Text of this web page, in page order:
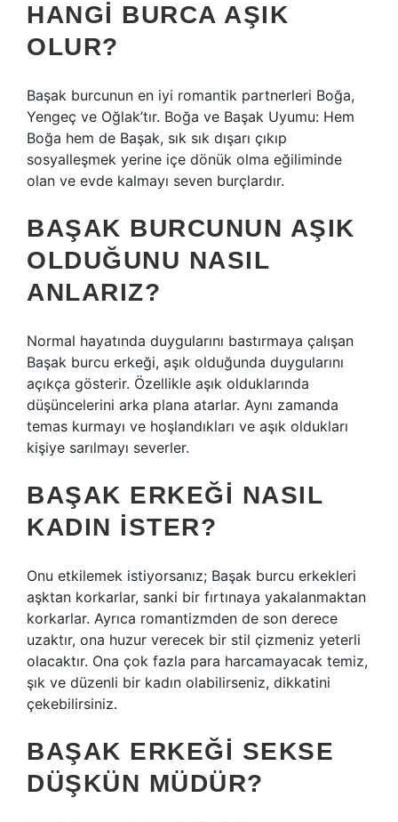
HANGI BURCA AŞIK
OLUR?
Başak burcunun en iyi romantik partnerleri Boğa,
Yengeç ve Oğlak’tır. Boğa ve Başak Uyumu: Hem
Boğa hem de Başak, sık sık dışarı çıkıp
sosyalleşmek yerine içe dönük olma eğiliminde
olan ve evde kalmayı seven burçlardır.
BAŞAK BURCUNUN AŞIK
OLDUĞUNU NASIL
ANLARIZ?
Normal hayatında duygularını bastırmaya çalışan
Başak burcu erkeği, aşık olduğunda duygularını
açıkça gösterir. Özellikle aşık olduklarında
düşüncelerini arka plana atarlar. Aynı zamanda
temas kurmayı ve hoşlandıkları ve aşık oldukları
kişiye sarılmayı severler.
BAŞAK ERKEĞI NASIL
KADIN ISTER?
Onu etkilemek istiyorsanız; Başak burcu erkekleri
aşktan korkarlar, sanki bir fırtınaya yakalanmaktan
korkarlar. Ayrıca romantizmden de son derece
uzaktır, ona huzur verecek bir stil çizmeniz yeterli
olacaktır. Ona çok fazla para harcamayacak temiz,
şık ve düzenli bir kadın olabilirseniz, dikkatini
çekebilirsiniz.
BAŞAK ERKEĞI SEKSE
DÜŞKÜN MÜDÜR?